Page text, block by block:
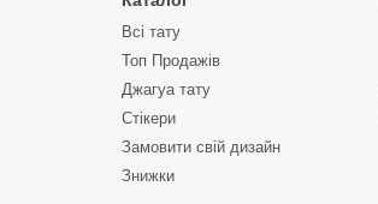
Всі тату
Топ Продажів
Джагуа тату
Стікери
Замовити свій дизайн
Знижки